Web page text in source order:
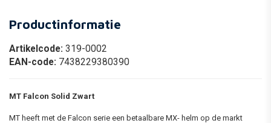
Productinformatie
Artikelcode: 319-0002
EAN-code: 7438229380390
MT Falcon Solid Zwart
MT heeft met de Falcon serie een betaalbare MX- helm op de markt